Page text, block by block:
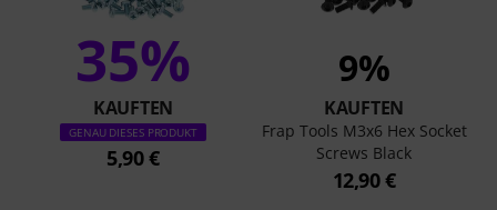
35%
KAUFTEN
GENAU DIESES PRODUKT
5,90 €
9%
KAUFTEN
Frap Tools M3x6 Hex Socket
Screws Black
12,90 €